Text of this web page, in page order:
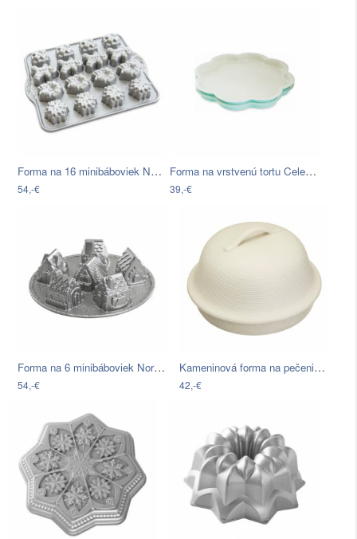
Forma na 16 minibáboviek Nordic Ware…
54,-€
Forma na vrstvenú tortu Celebration, 2…
39,-€
Forma na 6 minibáboviek Nordic Ware…
54,-€
Kameninová forma na pečenie chleba…
42,-€